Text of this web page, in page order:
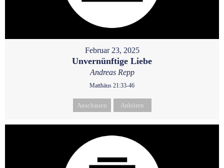
Februar 23, 2025
Unvernünftige Liebe
Andreas Repp
Matthäus 21:33-46
Anschauen Anhören